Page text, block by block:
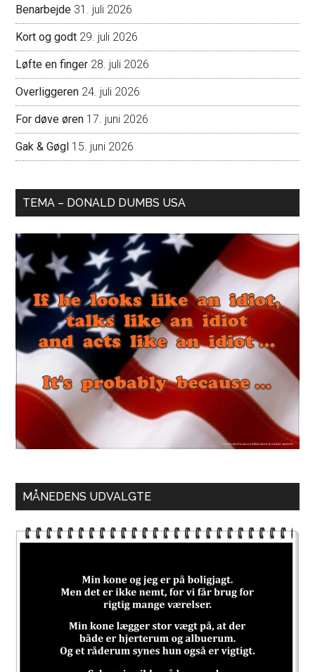
Benarbejde 31. juli 2026
Kort og godt 29. juli 2026
Løfte en finger 28. juli 2026
Overliggeren 24. juli 2026
For døve øren 17. juni 2026
Gak & Gøgl 15. juni 2026
TEMA – DONALD DUMBS USA
MÅNEDENS UDVALGTE